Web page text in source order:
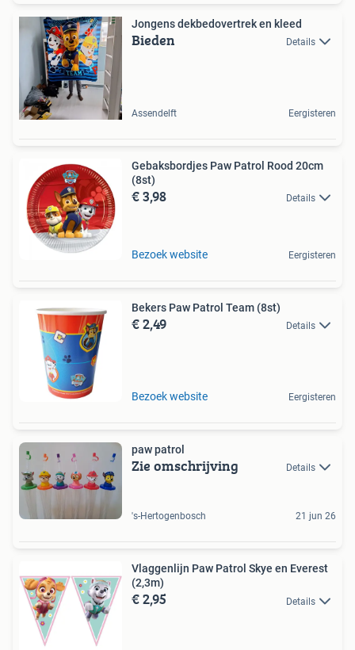
Jongens dekbedovertrek en kleed
Bieden Details
Assendelft Eergisteren
Gebaksbordjes Paw Patrol Rood 20cm
(8st)
€ 3,98 Details
Bezoek website Eergisteren
Bekers Paw Patrol Team (8st)
€ 2,49 Details
Bezoek website Eergisteren
paw patrol
Zie omschrijving Details
's-Hertogenbosch 21 jun 26
Vlaggenlijn Paw Patrol Skye en Everest
(2,3m)
€ 2,95 Details